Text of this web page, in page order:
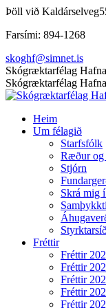
Skip
content
Þöll við Kaldárselveg
Farsími: 894-1268
skoghf@simnet.is
Facebook
page
opens
new
window
Skógræktarfélag
Skógræktarfélag
Heim
Um félagið
Starfsfólk
Ræður og
Stjórn
Skrá mig
Fréttir
Fréttir
Fréttir
Fréttir
Fréttir
Fréttir